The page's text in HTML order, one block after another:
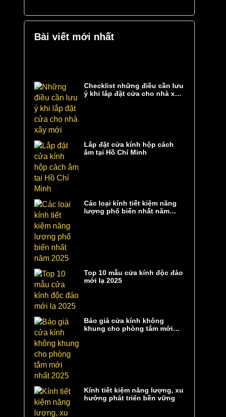
Bài viết mới nhất
Checklist những điều cần lưu
ý khi lắp đặt cửa cho nhà xây
Lắp đặt cửa kính hộp cách
âm tại Hồ Chí Minh
Các loại kính tiết kiệm năng
lượng phổ biến nhất năm
Top 10 mẫu cửa kính độc đáo
mới lạ 2025
Báo giá cửa kính không
khung cho phòng tắm mới
Kính tiết kiệm năng lượng, xu
hướng phát triển bền vững